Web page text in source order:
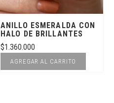
ANILLO ESMERALDA CON
HALO DE BRILLANTES
$1.360.000
AGREGAR AL CARRITO